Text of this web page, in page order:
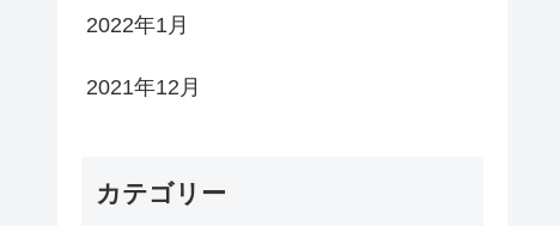
2022年1月
2021年12月
カテゴリー